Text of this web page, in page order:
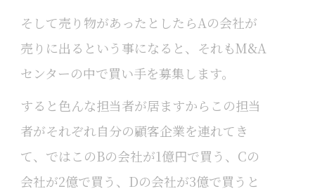
そして売り物があったとしたらAの会社が
売りに出るという事になると、それもM&A
センターの中で買い手を募集します。
すると色んな担当者が居ますからこの担当
者がそれぞれ自分の顧客企業を連れてき
て、ではこのBの会社が1億円で買う、Cの
会社が2億で買う、Dの会社が3億で買うと